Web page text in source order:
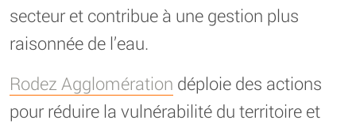
secteur et contribue à une gestion plus
raisonnée de l’eau.
Rodez Agglomération déploie des actions
pour réduire la vulnérabilité du territoire et